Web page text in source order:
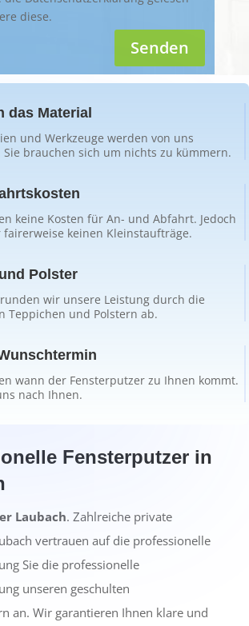
diese.
Senden
das Material
und Werkzeuge werden von uns
brauchen sich um nichts zu kümmern.
keine Kosten für An- und Abfahrt. Jedoch
keinen Kleinstaufträge.
Polster
wir unsere Leistung durch die
Teppichen und Polstern ab.
wann der Fensterputzer zu Ihnen kommt.
nach Ihnen.
Fensterputzer in
Laubach. Zahlreiche private
vertrauen auf die professionelle
Sie die professionelle
unseren geschulten
an. Wir garantieren Ihnen klare und